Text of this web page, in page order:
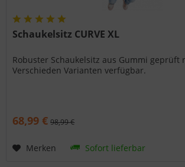
Schaukelsitz CURVE XL
Robuster Schaukelsitz aus Gummi geprüft
Verschieden Varianten verfügbar.
68,99 € 98,99 €
Merken Sofort lieferbar